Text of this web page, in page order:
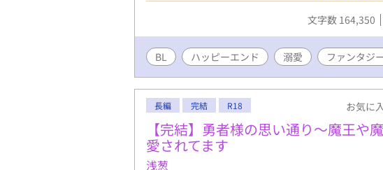
文字数 164,350
BL ハッピーエンド 溺愛 ファンタジ
長編 完結 R18 お気に
【完結】勇者様の思い通り～魔王や
愛されてます
浅葱